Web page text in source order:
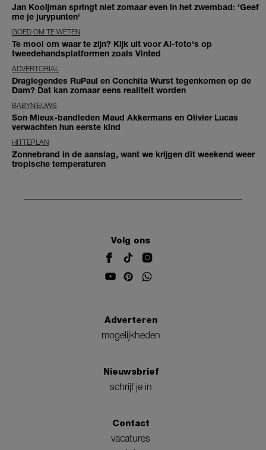
Jan Kooijman springt niet zomaar even in het zwembad: 'Geef
me je jurypunten'
GOED OM TE WETEN
Te mooi om waar te zijn? Kijk uit voor AI-foto's op
tweedehandsplatformen zoals Vinted
ADVERTORIAL
Draglegendes RuPaul en Conchita Wurst tegenkomen op de
Dam? Dat kan zomaar eens realiteit worden
BABYNIEUWS
Son Mieux-bandleden Maud Akkermans en Olivier Lucas
verwachten hun eerste kind
HITTEPLAN
Zonnebrand in de aanslag, want we krijgen dit weekend weer
tropische temperaturen
Volg ons
Adverteren
mogelijkheden
Nieuwsbrief
schrijf je in
Contact
vacatures